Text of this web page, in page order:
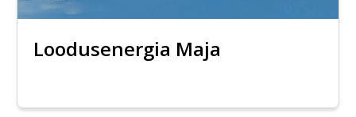
Loodusenergia Maja